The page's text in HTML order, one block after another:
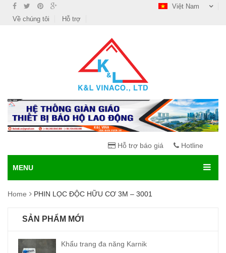
Việt Nam
Về chúng tôi
Hỗ trợ
Hỗ trợ báo giá Hotline
MENU
Home PHIN LỌC ĐỘC HỮU CƠ 3M – 3001
SẢN PHẨM MỚI
Khẩu trang đa năng Karnik